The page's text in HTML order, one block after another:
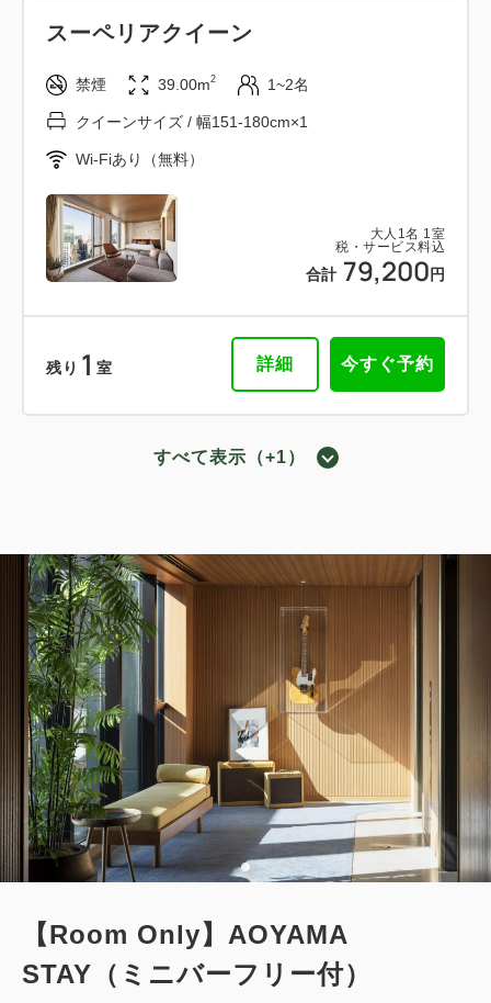
大人 1名 1室
税・サービス料込
合計 79,200 円
スーペリアクイーン
禁煙 39.00m2 1~2名
クイーンサイズ / 幅151-180cm×1
Wi-Fiあり（無料）
残り 1 室 詳細 今すぐ予約
大人 1室
税・サービス料込
合計 74,700
クイーンサイズ / 幅151-180cm×1
Wi-Fiあり（無料）
残り1室 詳細 今すぐ予約
すべて表示（+1）
【Room Only】AOYAMA
STAY（ミニバーフリー付）